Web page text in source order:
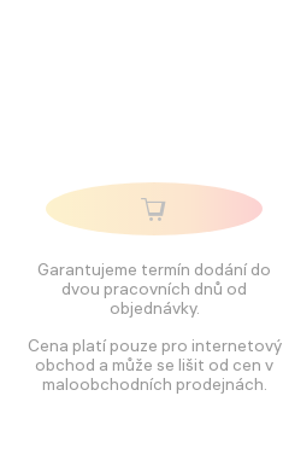
Garantujeme termín dodání do
dvou pracovních dnů od
objednávky.
Cena platí pouze pro internetový
obchod a může se lišit od cen v
maloobchodních prodejnách.